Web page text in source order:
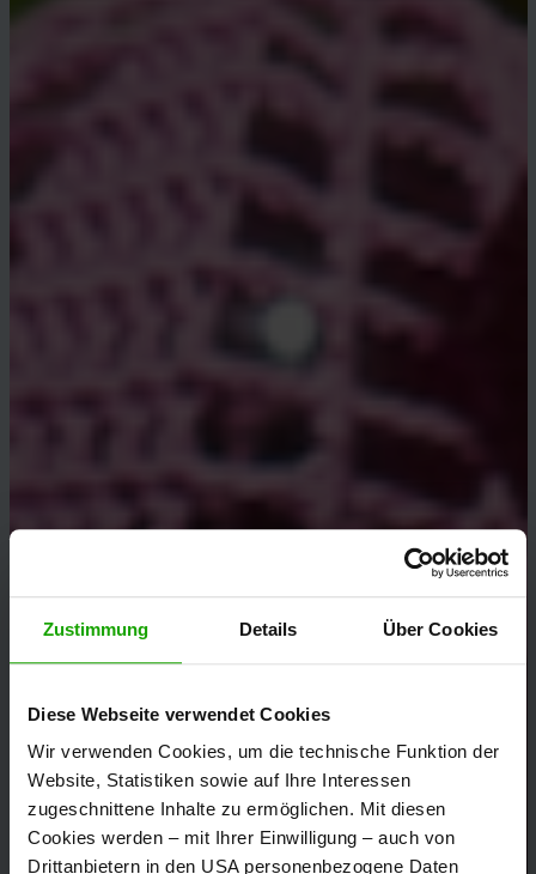
Zustimmung Details Über Cookies
Diese Webseite verwendet Cookies
Wir verwenden Cookies, um die technische Funktion der
Website, Statistiken sowie auf Ihre Interessen
zugeschnittene Inhalte zu ermöglichen. Mit diesen
Cookies werden – mit Ihrer Einwilligung – auch von
Drittanbietern in den USA personenbezogene Daten